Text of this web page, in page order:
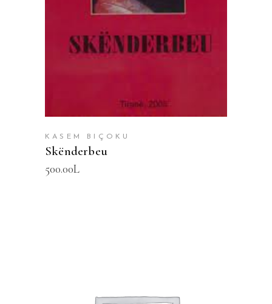
KASEM BIÇOKU
Skënderbeu
500.00L